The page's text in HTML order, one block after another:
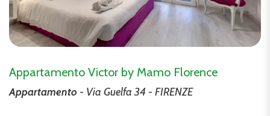
Appartamento Victor by Mamo Florence
Appartamento - Via Guelfa 34 - FIRENZE